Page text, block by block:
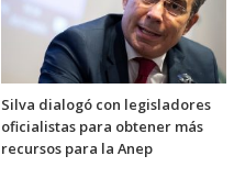
Silva dialogó con legisladores
oficialistas para obtener más
recursos para la Anep